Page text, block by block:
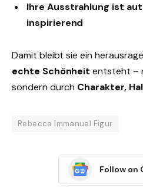
Ihre Ausstrahlung ist
inspirierend
Damit bleibt sie ein
echte Schönheit entsteht –
sondern durch Charakter,
Rebecca Immanuel Figur
Follow on